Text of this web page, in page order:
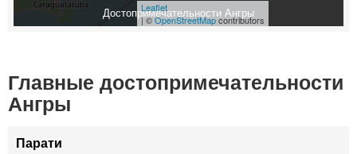
Leaflet
| ©OpenStreetMapcontributors
Достопримечательности Ангры
Главные достопримечательности
Ангры
Парати